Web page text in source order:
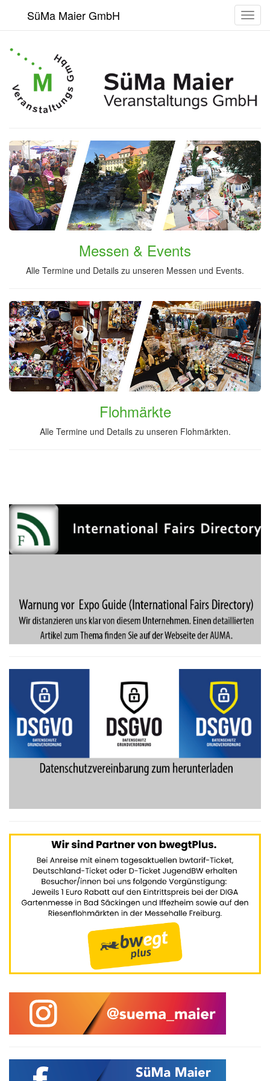
SüMa Maier GmbH
Messen & Events
Alle Termine und Details zu unseren Messen und Events.
Flohmärkte
Alle Termine und Details zu unseren Flohmärkten.